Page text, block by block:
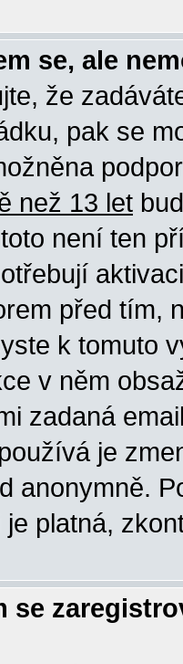
se, ale
že
pak se
než 13 let
není ten
před tím,
k tomuto
v něm
zadaná
je
anonymně.
platná,
se